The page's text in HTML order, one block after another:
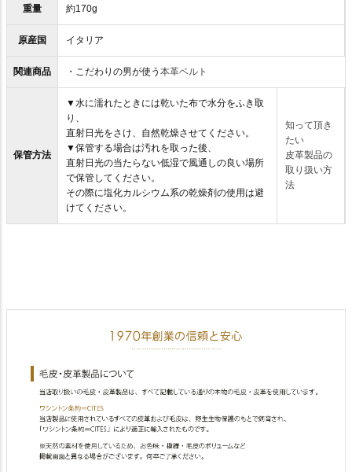
重量 約170g
原産国 イタリア
関連商品 ・こだわりの男が使う 本革ベルト
保管方法
▼水に濡れたときには乾いた布で水分をふき取
り、
直射日光をさけ、自然乾燥させてください。
▼保管する場合は汚れを取った後、
直射日光の当たらない低湿で風通しの良い場所
で保管してください。
その際に塩化カルシウム系の乾燥剤の使用は避
けてください。
知って頂き
たい
皮革製品の
取り扱い方
法